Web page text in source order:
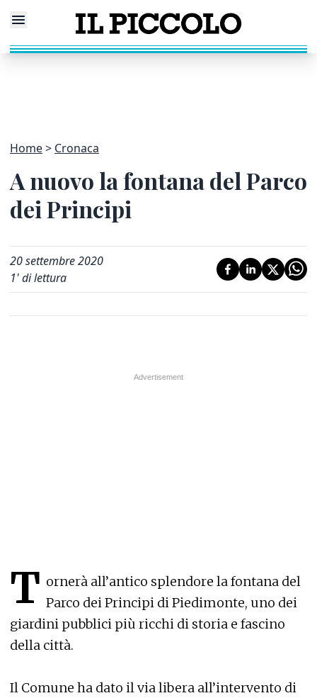
Home Cronaca
A nuovo la fontana del Parco
dei Principi
20 settembre 2020
1' di lettura
T ornerà all’antico splendore la fontana del
Parco dei Principi di Piedimonte, uno dei
giardini pubblici più ricchi di storia e fascino
della città.
Il Comune ha dato il via libera all’intervento di